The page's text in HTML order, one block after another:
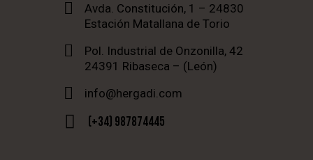
Avda. Constitución, 1 – 24830
Estación Matallana de Torio
Pol. Industrial de Onzonilla, 42
24391 Ribaseca – (León)
info@hergadi.com
(+34) 987874445